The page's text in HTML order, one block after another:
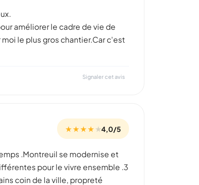
améliorer le cadre de vie de
le plus gros chantier.Car c'est
Signaler cet avis
★ ★ ★ ★★4,0/5
.Montreuil se modernise et
pour le vivre ensemble .3
coin de la ville, propreté